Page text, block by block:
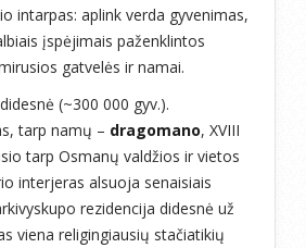
intarpas: aplink verda gyvenimas,
įspėjimais paženklintos
gatvelės ir namai.
(~300 000 gyv.).
tarp namų – dragomano, XVIII
tarp Osmanų valdžios ir vietos
interjeras alsuoja senaisiais
rezidencija didesnė už
viena religingiausių stačiatikių